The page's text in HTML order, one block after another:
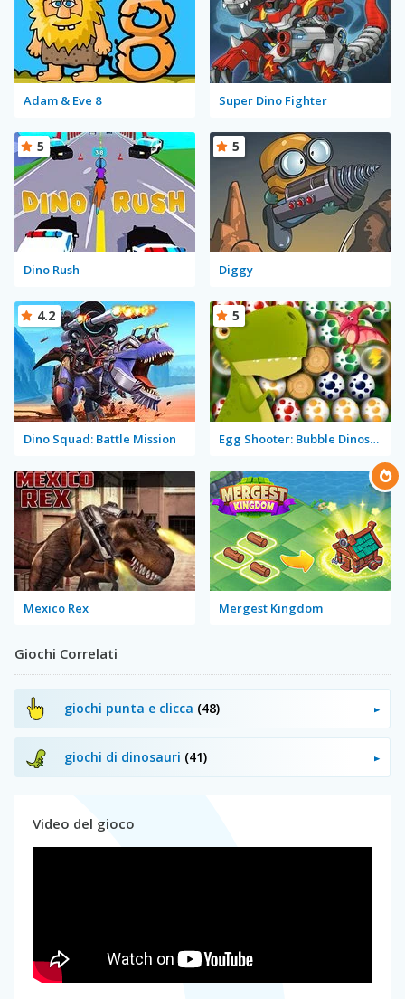
Adam & Eve 8 Super Dino Fighter
Dino Rush
5
Diggy
5
Dino Squad: Battle Mission
4.2
Egg Shooter: Bubble Dinosaur
5
Mexico Rex Mergest Kingdom
Giochi Correlati
giochi punta e clicca (48)
giochi di dinosauri (41)
Video del gioco